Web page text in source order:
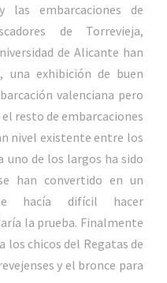
las embarcaciones de
de Torrevieja,
de Alicante han
una exhibición de buen
valenciana pero
el resto de embarcaciones
nivel existente entre los
uno de los largos ha sido
han convertido en un
hacía difícil hacer
la prueba. Finalmente
los chicos del Regatas de
y el bronce para